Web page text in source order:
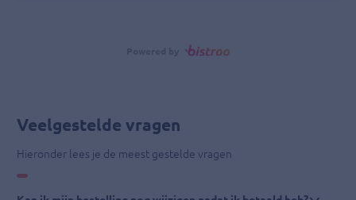
Veelgestelde vragen
Hieronder lees je de meest gestelde vragen